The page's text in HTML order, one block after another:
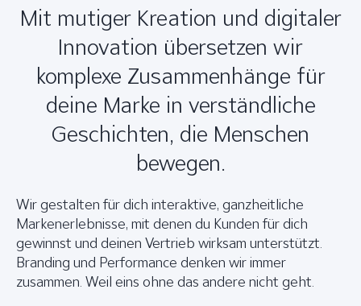
Mit mutiger Kreation und digitaler
Innovation übersetzen wir
komplexe Zusammenhänge für
deine Marke in verständliche
Geschichten, die Menschen
bewegen.
Wir gestalten für dich interaktive, ganzheitliche
Markenerlebnisse, mit denen du Kunden für dich
gewinnst und deinen Vertrieb wirksam unterstützt.
Branding und Performance denken wir immer
zusammen. Weil eins ohne das andere nicht geht.